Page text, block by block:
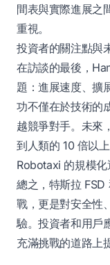
間表與實際進展之
重視。
投資者的關注點與
在訪談的最後，
題：進展速度、擴
功不僅在於技術的
越競爭對手。未來
到人類的 10 倍以
Robotaxi 的規模化
總之，特斯拉
戰，更是對安全性
驗。投資者和用戶
充滿挑戰的道路上